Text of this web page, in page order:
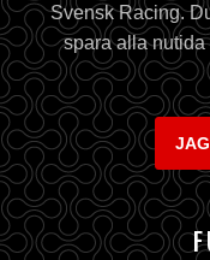
Svensk Racing.
spara alla